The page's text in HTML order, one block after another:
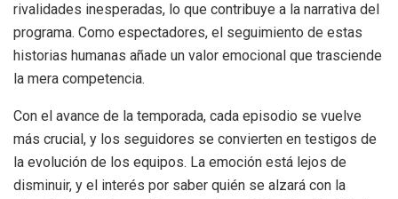
rivalidades inesperadas, lo que contribuye a la narrativa del
programa. Como espectadores, el seguimiento de estas
historias humanas añade un valor emocional que trasciende
la mera competencia.
Con el avance de la temporada, cada episodio se vuelve
más crucial, y los seguidores se convierten en testigos de
la evolución de los equipos. La emoción está lejos de
disminuir, y el interés por saber quién se alzará con la